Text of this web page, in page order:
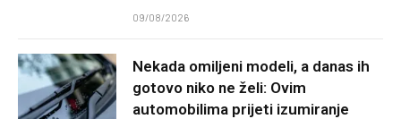
09/08/2026
Nekada omiljeni modeli, a danas ih
gotovo niko ne želi: Ovim
automobilima prijeti izumiranje